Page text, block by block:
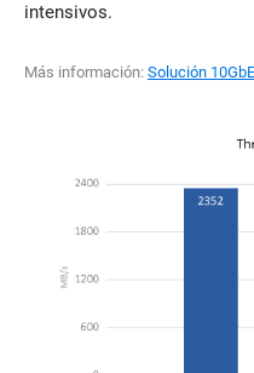
intensivos.
Más información: Solución 10GbE